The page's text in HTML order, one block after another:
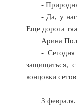
-
- Да, у
Еще дорога
Арина
-
защищаться,
концовки
3 февраля.